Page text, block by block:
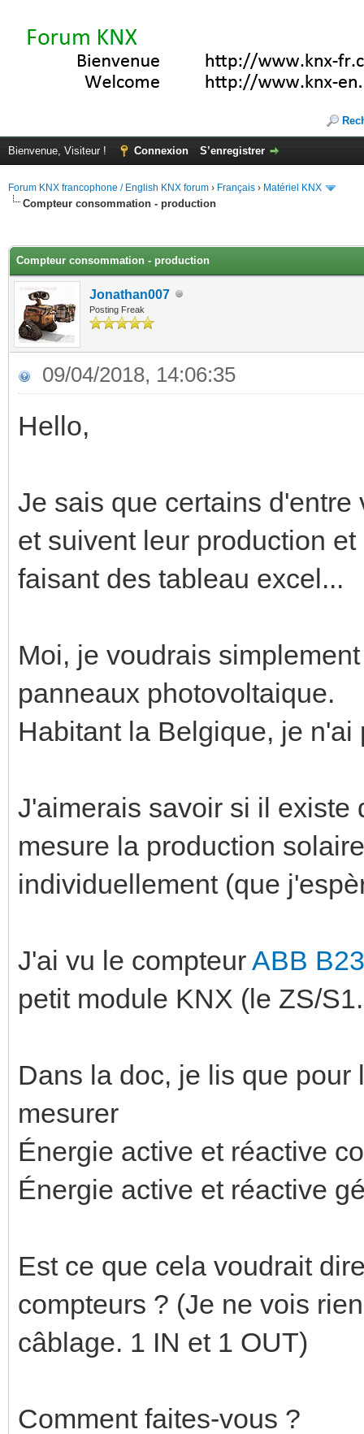
Bienvenue, Visiteur ! Connexion S’enregistrer
Forum KNX francophone / English KNX forum › Français › Matériel KNX
Compteur consommation - production
Compteur consommation - production
Jonathan007
Posting Freak
09/04/2018, 14:06:35
Hello,
Je sais que certains
et suivent leur production
faisant des tableau excel...
Moi, je voudrais
panneaux photovoltaique.
Habitant la Belgique, je n'ai
J'aimerais savoir si il existe
mesure la production
individuellement (que
J'ai vu le compteurABB
petit module KNX (le ZS/
Dans la doc, je lis que
mesurer
Énergie active et réactive
Énergie active et réactive
Est ce que cela voudrait
compteurs ? (Je ne vois
câblage. 1 IN et 1 OUT)
Comment faites-vous ?